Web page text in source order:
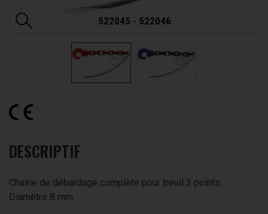
522045 - 522046
DESCRIPTIF
Chaîne de débardage complète pour treuil 3 points.
Diamètre 8 mm.